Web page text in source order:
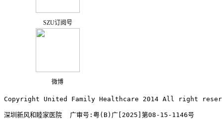
SZU订阅号
微博
Copyright United Family Healthcare 2014 All right
深圳新风和睦家医院  广审号:粤(B)广[2025]第08-15-1146号